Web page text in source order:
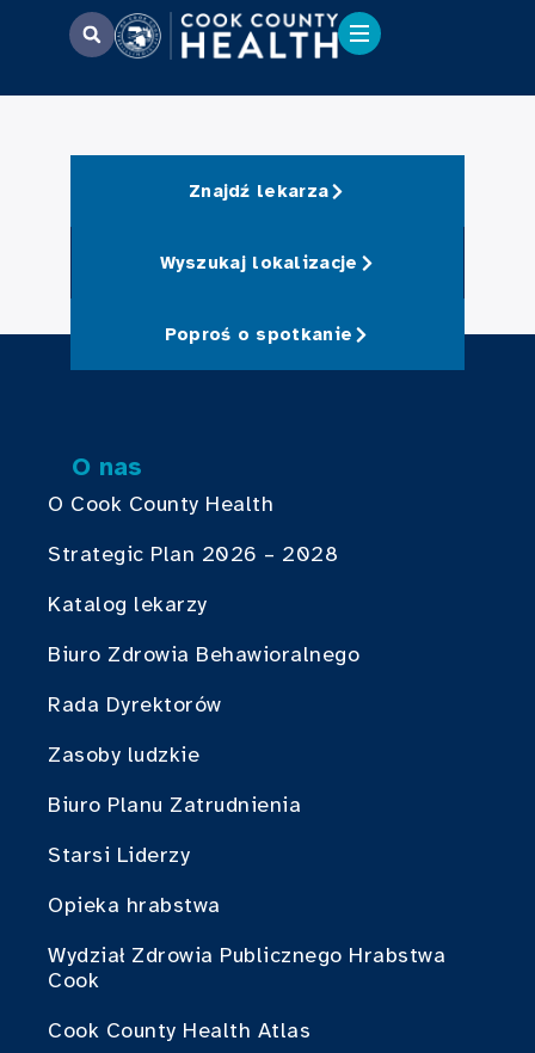
Znajdź lekarza
Wyszukaj lokalizacje
Poproś o spotkanie
O nas
O Cook County Health
Strategic Plan 2026 – 2028
Katalog lekarzy
Biuro Zdrowia Behawioralnego
Rada Dyrektorów
Zasoby ludzkie
Biuro Planu Zatrudnienia
Starsi Liderzy
Opieka hrabstwa
Wydział Zdrowia Publicznego Hrabstwa
Cook
Cook County Health Atlas